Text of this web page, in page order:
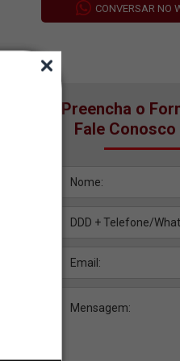
CONVERSAR NO
Preencha o
Fale